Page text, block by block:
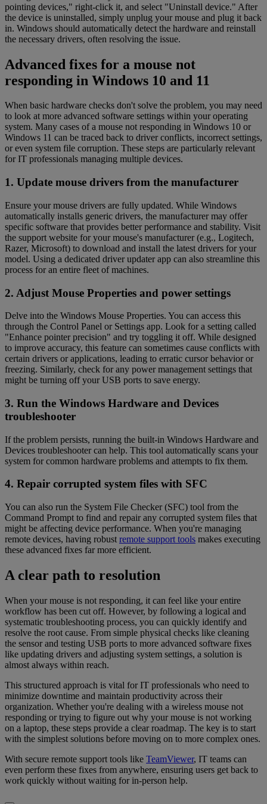
pointing devices," right-click it, and select "Uninstall device." After
the device is uninstalled, simply unplug your mouse and plug it back
in. Windows should automatically detect the hardware and reinstall
the necessary drivers, often resolving the issue.
Advanced fixes for a mouse not
responding in Windows 10 and 11
When basic hardware checks don't solve the problem, you may need
to look at more advanced software settings within your operating
system. Many cases of a mouse not responding in Windows 10 or
Windows 11 can be traced back to driver conflicts, incorrect settings,
or even system file corruption. These steps are particularly relevant
for IT professionals managing multiple devices.
1. Update mouse drivers from the manufacturer
Ensure your mouse drivers are fully updated. While Windows
automatically installs generic drivers, the manufacturer may offer
specific software that provides better performance and stability. Visit
the support website for your mouse's manufacturer (e.g., Logitech,
Razer, Microsoft) to download and install the latest drivers for your
model. Using a dedicated driver updater app can also streamline this
process for an entire fleet of machines.
2. Adjust Mouse Properties and power settings
Delve into the Windows Mouse Properties. You can access this
through the Control Panel or Settings app. Look for a setting called
"Enhance pointer precision" and try toggling it off. While designed
to improve accuracy, this feature can sometimes cause conflicts with
certain drivers or applications, leading to erratic cursor behavior or
freezing. Similarly, check for any power management settings that
might be turning off your USB ports to save energy.
3. Run the Windows Hardware and Devices
troubleshooter
If the problem persists, running the built-in Windows Hardware and
Devices troubleshooter can help. This tool automatically scans your
system for common hardware problems and attempts to fix them.
4. Repair corrupted system files with SFC
You can also run the System File Checker (SFC) tool from the
Command Prompt to find and repair any corrupted system files that
might be affecting device performance. When you're managing
remote devices, having robust remote support tools makes executing
these advanced fixes far more efficient.
A clear path to resolution
When your mouse is not responding, it can feel like your entire
workflow has been cut off. However, by following a logical and
systematic troubleshooting process, you can quickly identify and
resolve the root cause. From simple physical checks like cleaning
the sensor and testing USB ports to more advanced software fixes
like updating drivers and adjusting system settings, a solution is
almost always within reach.
This structured approach is vital for IT professionals who need to
minimize downtime and maintain productivity across their
organization. Whether you're dealing with a wireless mouse not
responding or trying to figure out why your mouse is not working
on a laptop, these steps provide a clear roadmap. The key is to start
with the simplest solutions before moving on to more complex ones.
With secure remote support tools like TeamViewer, IT teams can
even perform these fixes from anywhere, ensuring users get back to
work quickly without waiting for in-person help.